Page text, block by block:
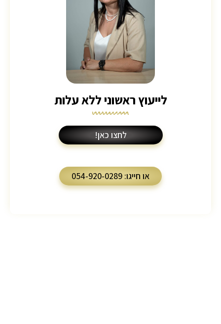
לייעוץ ראשוני ללא עלות
לחצו כאן!
או חייגו: 054-920-0289